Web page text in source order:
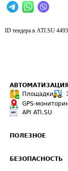
ID тендера в ATI.SU
Площадки
GPS-
API ATI.SU
ПОЛЕЗНОЕ
БЕЗОПАСНОСТЬ